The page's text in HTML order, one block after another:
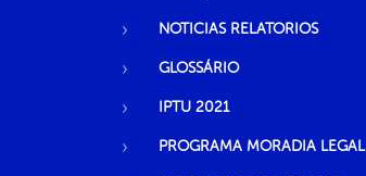
NOTICIAS RELATORIOS
GLOSSÁRIO
IPTU 2021
PROGRAMA MORADIA LEGAL